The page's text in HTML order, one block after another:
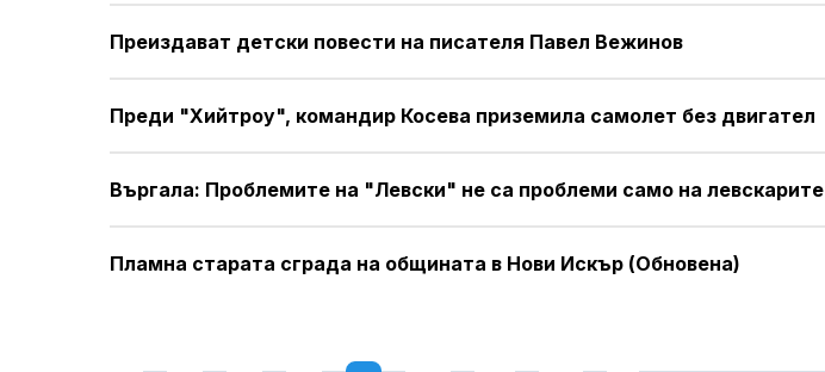
Преиздават детски повести на писателя Павел Вежинов
Преди "Хийтроу", командир Косева приземила самолет без двигател
Въргала: Проблемите на "Левски" не са проблеми само на левскарите
Пламна старата сграда на общината в Нови Искър (Обновена)